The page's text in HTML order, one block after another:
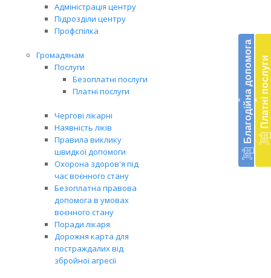
Адміністрація центру
Підрозділи центру
Профспілка
Громадянам
Послуги
Безоплатні послуги
Платні послуги
Чергові лікарні
Наявність ліків
Правила виклику
швидкої допомоги
Охорона здоров'я під
час воєнного стану
Безоплатна правова
допомога в умовах
воєнного стану
Поради лікаря
Дорожня карта для
постраждалих від
збройної агресії
‹ Благодійна допомога ‹ Платні послуги